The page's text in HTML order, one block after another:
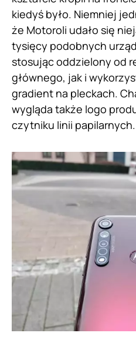
kiedyś było. Niemniej
że Motoroli udało się
tysięcy podobnych
stosując oddzielony od
głównego, jak i
gradient na pleckach.
wygląda także logo
czytniku linii papilarnych.